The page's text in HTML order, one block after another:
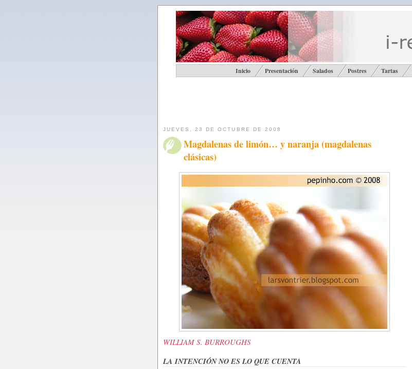
Inicio Presentación Salados Postres Tartas
JUEVES, 23 DE OCTUBRE DE 2008
Magdalenas de limón… y naranja (magdalenas
clásicas)
WILLIAM S. BURROUGHS
LA INTENCIÓN NO ES LO QUE CUENTA